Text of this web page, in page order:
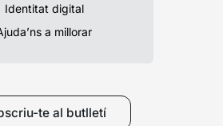
Identitat digital
a millorar
te al butlletí